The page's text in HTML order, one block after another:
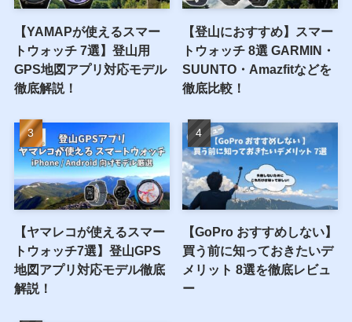
【YAMAPが使えるスマー
トウォッチ 7選】登山用
GPS地図アプリ対応モデル
徹底解説！
【登山におすすめ】スマー
トウォッチ 8選 GARMIN・
SUUNTO・Amazfitなどを
徹底比較！
【ヤマレコが使えるスマー
トウォッチ7選】登山GPS
地図アプリ対応モデル徹底
解説！
【GoPro おすすめしない】
買う前に知っておきたいデ
メリット 8選を徹底レビュ
ー